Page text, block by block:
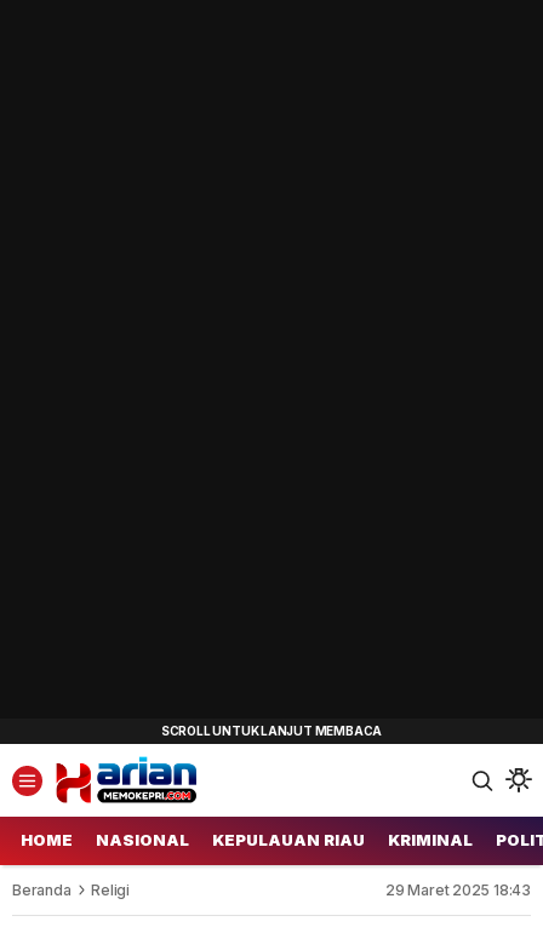
HOME NASIONAL KEPULAUAN RIAU KRIMINAL
Beranda Religi 29 Maret 2025 18:43